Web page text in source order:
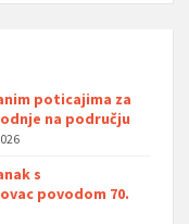
poticajima za
na području
s
povodom 70.